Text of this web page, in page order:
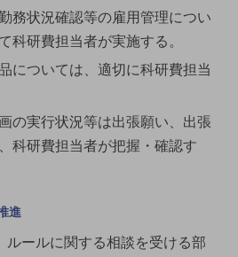
務状況確認等の雇用管理につい
科研費担当者が実施する。
については、適切に科研費担当
の実行状況等は出張願い、出張
科研費担当者が把握・確認す
進
ルールに関する相談を受ける部